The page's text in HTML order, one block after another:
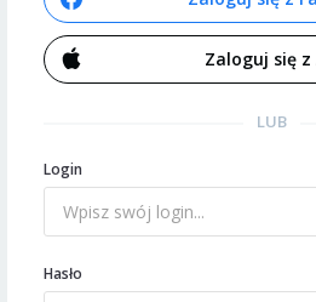
Zaloguj się z
LUB
Login
Hasło